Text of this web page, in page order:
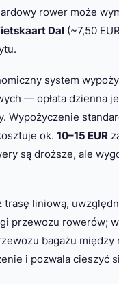
rower może
Dal (~7,50
system
— opłata dzienna
Wypożyczenie
ok. 10–15 EUR
są droższe, ale
trasę liniową,
przewozu rowerów;
bagażu między
i pozwala cieszyć